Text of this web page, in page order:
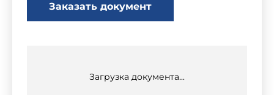
Заказать документ
Загрузка документа...